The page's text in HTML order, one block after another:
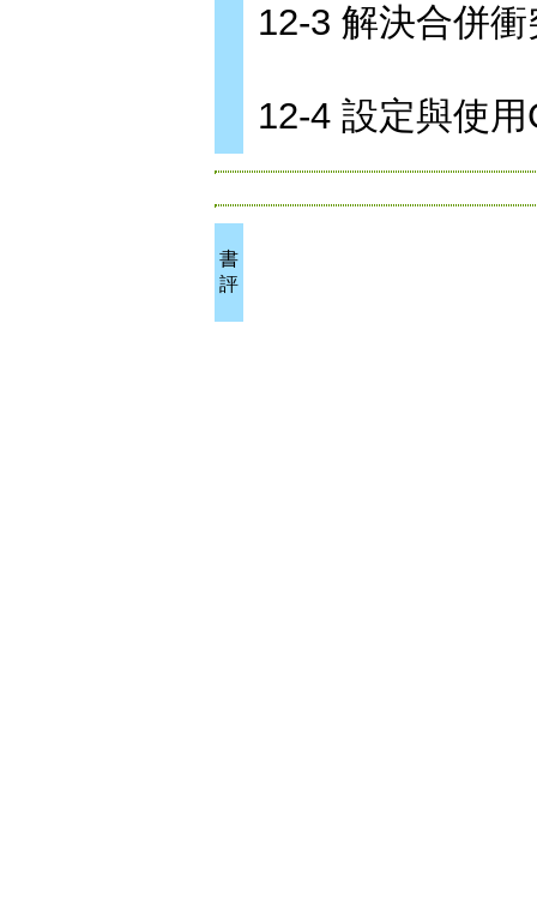
12-3 解決合併
12-4 設定與使
書
評